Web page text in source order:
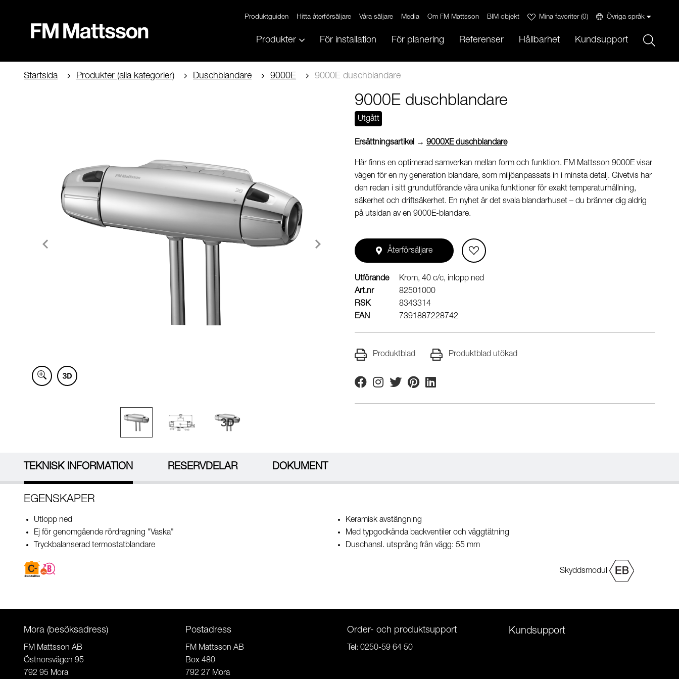
Produktguiden Hitta återförsäljare Våra säljare Media Om FM Mattsson BIM objekt Mina favoriter(0) Övriga språk
Produkter För installation För planering Referenser Hållbarhet Kundsupport
Startsida Produkter (alla kategorier) Duschblandare 9000E 9000E duschblandare
9000E duschblandare
Utgått
Ersättningsartikel → 9000XE duschblandare
Här finns en optimerad samverkan mellan form och funktion. FM Mattsson 9000E visar
vägen för en ny generation blandare, som miljöanpassats in i minsta detalj. Givetvis har
den redan i sitt grundutförande våra unika funktioner för exakt temperaturhållning,
säkerhet och driftsäkerhet. En nyhet är det svala blandarhuset – du bränner dig aldrig
på utsidan av en 9000E-blandare.
Återförsäljare
Utförande
Krom, 40 c/c, inlopp ned
Art.nr
82501000
RSK
8343314
EAN
7391887228742
Produktblad Produktblad utökad
FacebookInstagram
TwitterPinterestLinkedin
TEKNISK INFORMATION RESERVDELAR DOKUMENT
EGENSKAPER
Utlopp ned
Ej för genomgående rördragning "Vaska"
Tryckbalanserad termostatblandare
Keramisk avstängning
Med typgodkända backventiler och väggtätning
Duschansl. utsprång från vägg: 55 mm
Skyddsmodul
Mora (besöksadress)
FM Mattsson AB
Östnorsvägen 95
792 95 Mora
Postadress
FM Mattsson AB
Box 480
792 27 Mora
Order- och produktsupport
Tel: 0250-59 64 50
Kundsupport